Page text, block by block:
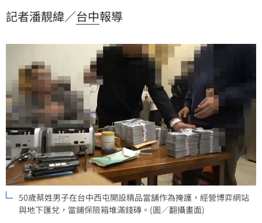
織犯罪、銀行法及賭博等罪嫌起訴蔡男等8人，並向法院
記者潘靚緯／台中報導
50歲蔡姓男子在台中西屯開設精品當舖作為掩護，經營博弈網站
與地下匯兌，當鋪保險箱堆滿錢磚。(圖／翻攝畫面)